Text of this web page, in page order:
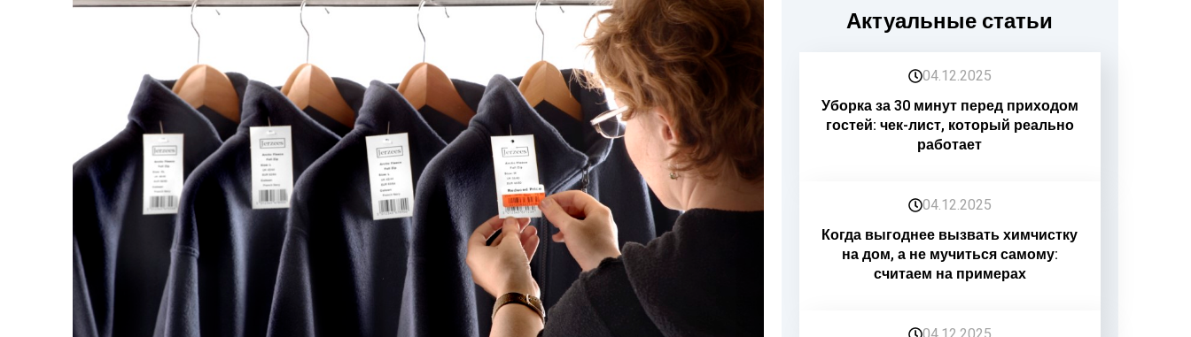
Актуальные статьи
04.12.2025
Уборка за 30 минут перед приходом
гостей: чек-лист, который реально
работает
04.12.2025
Когда выгоднее вызвать химчистку
на дом, а не мучиться самому:
считаем на примерах